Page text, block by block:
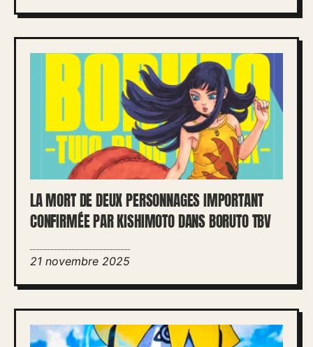
LA MORT DE DEUX PERSONNAGES IMPORTANT
CONFIRMÉE PAR KISHIMOTO DANS BORUTO TBV
21 novembre 2025